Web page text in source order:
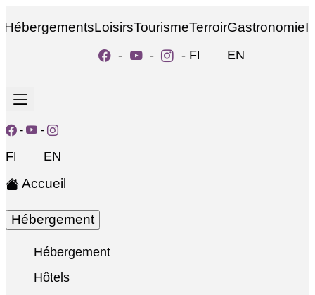
HébergementsLoisirsTourismeTerroirGastronomie
- - - FR EN
- -
FR EN
Accueil
Hébergement
Hébergement
Hôtels